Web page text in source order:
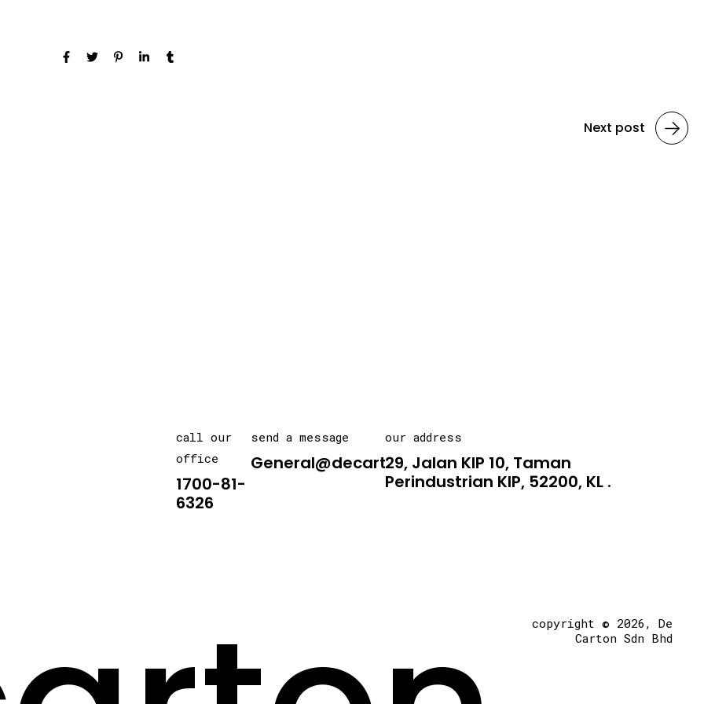
Next post
call our
office
1700-81-
6326
send a message
General@decarton.asia
our address
29, Jalan KIP 10, Taman
Perindustrian KIP, 52200, KL .
copyright © 2026, De
Carton Sdn Bhd